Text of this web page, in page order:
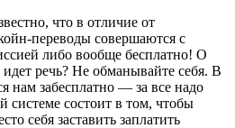
что в отличие от
переводы совершаются с
либо вообще бесплатно! О
речь? Не обманывайте себя. В
нам забесплатно — за все надо
системе состоит в том, чтобы
себя заставить заплатить